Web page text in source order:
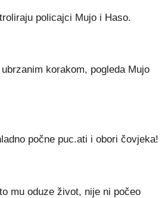
policajci Mujo i Haso.
korakom, pogleda Mujo
počne puc.ati i obori čovjeka!
mu oduze život, nije ni počeo